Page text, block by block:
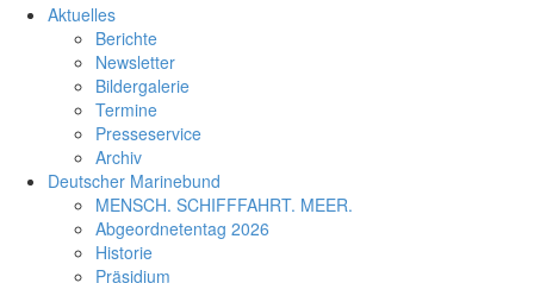
Aktuelles
Berichte
Newsletter
Bildergalerie
Termine
Presseservice
Archiv
Deutscher Marinebund
MENSCH. SCHIFFFAHRT. MEER.
Abgeordnetentag 2026
Historie
Präsidium